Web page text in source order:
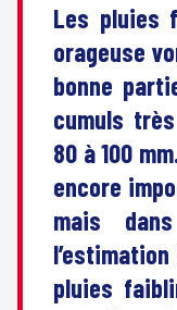
Les pluies
orageuse
bonne
cumuls
80 à 100
encore
mais
pluies